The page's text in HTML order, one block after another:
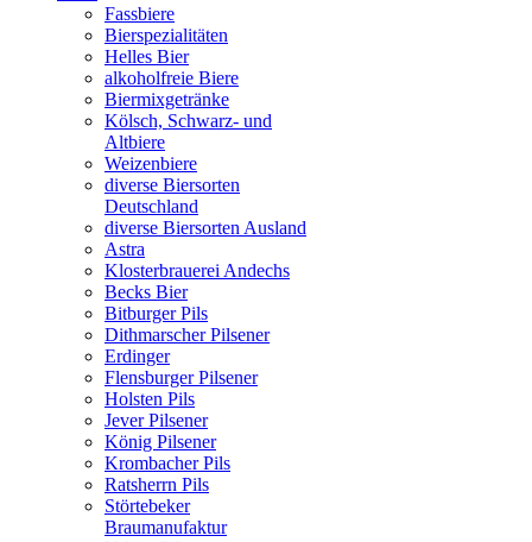
Fassbiere
Bierspezialitäten
Helles Bier
alkoholfreie Biere
Biermixgetränke
Kölsch, Schwarz- und
Altbiere
Weizenbiere
diverse Biersorten
Deutschland
diverse Biersorten Ausland
Astra
Klosterbrauerei Andechs
Becks Bier
Bitburger Pils
Dithmarscher Pilsener
Erdinger
Flensburger Pilsener
Holsten Pils
Jever Pilsener
König Pilsener
Krombacher Pils
Ratsherrn Pils
Störtebeker
Braumanufaktur